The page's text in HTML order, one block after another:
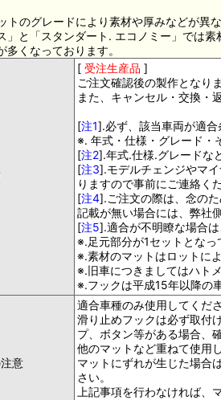
トのグレードにより素材や厚みなどが異
」と「スタンダート. エコノミー」では
多くなっております。
[ 受注生産品 ]
ご注文確認後の製作となり
また、キャンセル・交換・
[注1].必ず、該当車両が適
※. 年式・仕様・グレード・
[注2].年式.仕様.グレードな
[注3].モデルチェンジやマ
りますので事前にご連絡く
[注4].ご注文の際は、念の
記載が無い場合には、弊社
[注5].適合が不明瞭な場合
※.足元部分が1セットとなっ
※.素材のマットはロットに
※.旧車につきましてはハト
※.フックは平成15年以降の
意
適合車種のみ使用してくだ
滑り止めフックは必ず取付
プ、ボタン等がある場合、
他のマットなど重ねて使用
マットにずれが生じた場合
さい。
上記事項を行わなければ、